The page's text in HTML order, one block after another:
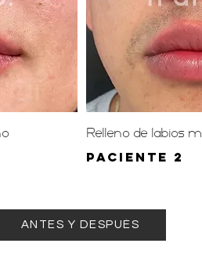
Relleno de labios
paciente 2
ANTES Y DESPUÉS